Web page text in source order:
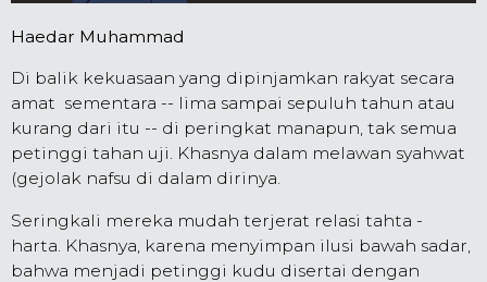
Haedar Muhammad
Di balik kekuasaan yang dipinjamkan rakyat secara
amat sementara -- lima sampai sepuluh tahun atau
kurang dari itu -- di peringkat manapun, tak semua
petinggi tahan uji. Khasnya dalam melawan syahwat
(gejolak nafsu di dalam dirinya.
Seringkali mereka mudah terjerat relasi tahta -
harta. Khasnya, karena menyimpan ilusi bawah sadar,
bahwa menjadi petinggi kudu disertai dengan